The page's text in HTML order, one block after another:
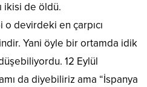
ikisi de öldü.
devirdeki en çarpıcı
Yani öyle bir ortamda idik
12 Eylül
da diyebiliriz ama “İspanya